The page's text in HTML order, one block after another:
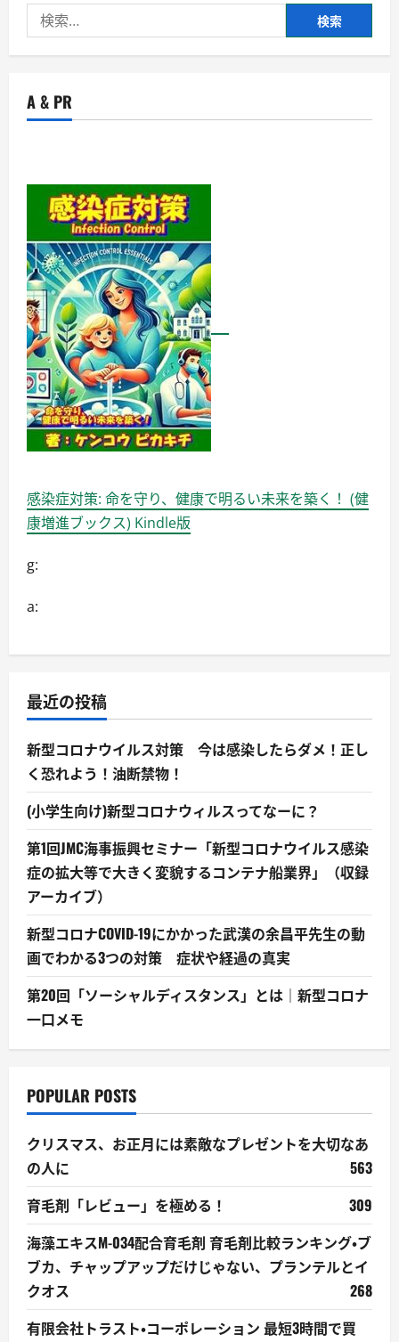
ザ
ー
ス
た
高
機
能
が
融
合」
に
つ
い
て
詳
し
く
読
む
索:
A & PR
感染症対策: 命を守り、健康で明るい未来を築く！ (健
康増進ブックス) Kindle版
g:
a:
最近の投稿
新型コロナウイルス対策 今は感染したらダメ！正し
く恐れよう！油断禁物！
(小学生向け)新型コロナウィルスってなーに？
第1回JMC海事振興セミナー「新型コロナウイルス感染
症の拡大等で大きく変貌するコンテナ船業界」（収録
アーカイブ）
新型コロナCOVID-19にかかった武漢の余昌平先生の動
画でわかる3つの対策 症状や経過の真実
第20回「ソーシャルディスタンス」とは｜新型コロナ
一口メモ
POPULAR POSTS
クリスマス、お正月には素敵なプレゼントを大切なあ
の人に
563
育毛剤「レビュー」を極める！
309
海藻エキスM-034配合育毛剤 育毛剤比較ランキング・ブ
ブカ、チャップアップだけじゃない、プランテルとイ
クオス
268
有限会社トラスト・コーポレーション 最短3時間で買